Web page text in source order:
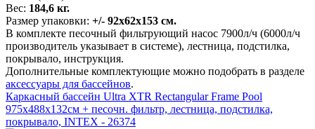
Вес: 184,6 кг.
Размер упаковки: +/- 92х62х153 см.
В комплекте песочный фильтрующий насос 7900л/ч (6000л/ч
производитель указывает в системе), лестница, подстилка,
покрывало, инструкция.
Дополнительные комплектующие можно подобрать в разделе
аксессуары для бассейнов.
Каркасный бассейн Ultra XTR Rectangular Frame Pool
975х488х132см + песочн. фильтр, лестница, подстилка,
покрывало, INTEX - 26374